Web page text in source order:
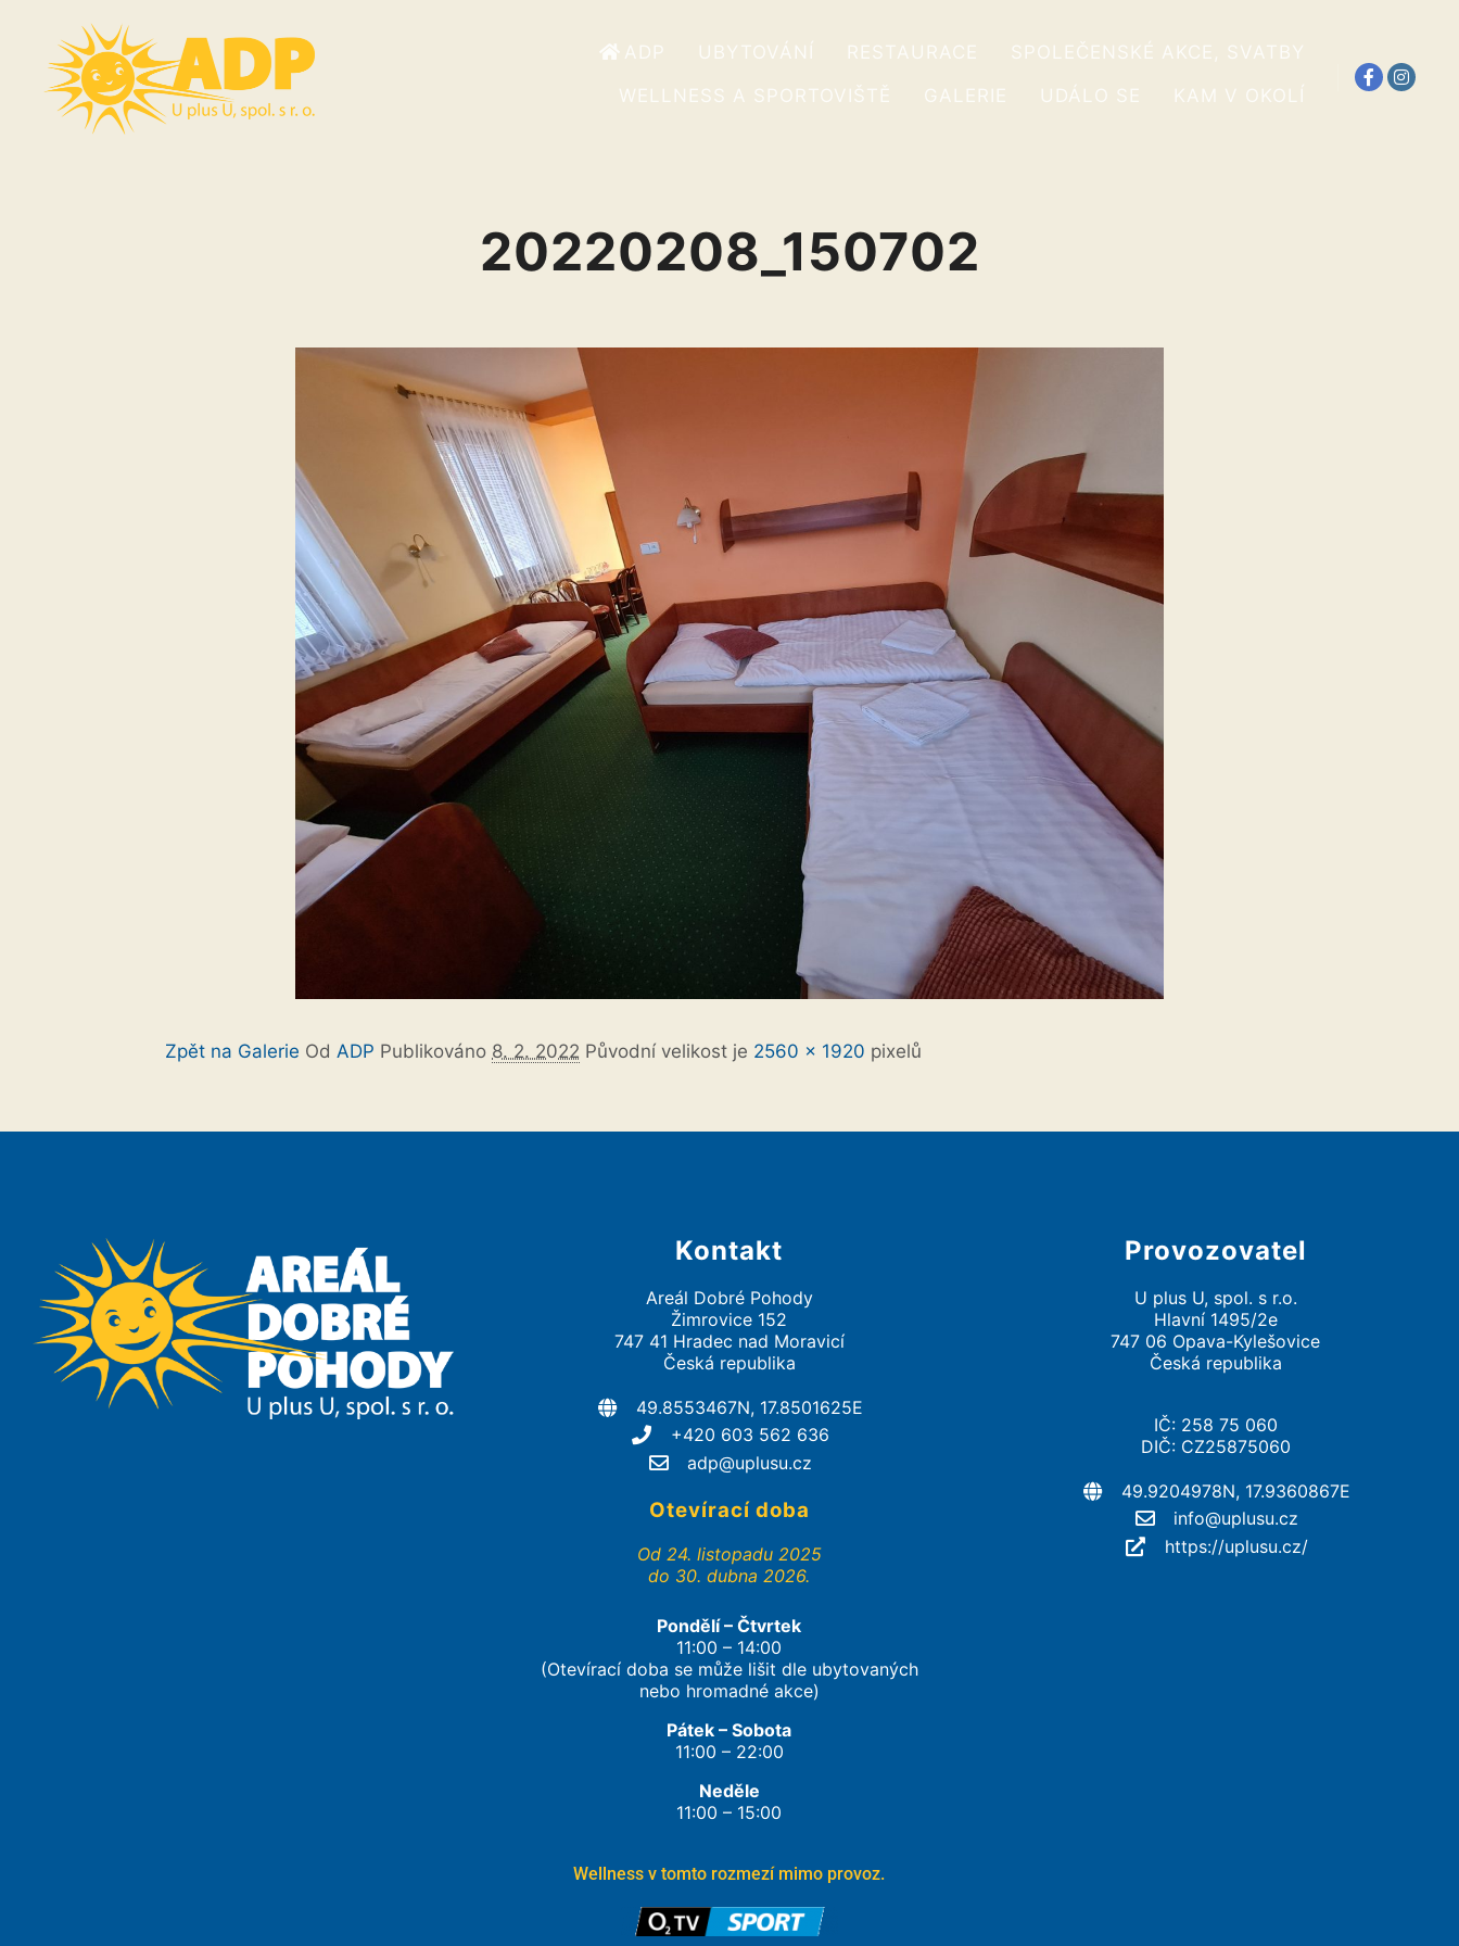
ADP UBYTOVÁNÍ RESTAURACE
SPOLEČENSKÉ AKCE, SVATBY
WELLNESS A SPORTOVIŠTĚ
GALERIE UDÁLO SE KAM V OKOLÍ
20220208_150702
Zpět na Galerie Od ADP Publikováno 8. 2. 2022 Původní velikost je 2560 × 1920 pixelů
Kontakt
Areál Dobré Pohody
Žimrovice 152
747 41 Hradec nad Moravicí
Česká republika
49.8553467N, 17.8501625E
+420 603 562 636
adp@uplusu.cz
Otevírací doba
Od 24. listopadu 2025
do 30. dubna 2026.
Pondělí – Čtvrtek
11:00 – 14:00
(Otevírací doba se může lišit dle ubytovaných
nebo hromadné akce)
Pátek – Sobota
11:00 – 22:00
Neděle
11:00 – 15:00
Wellness v tomto rozmezí mimo provoz.
Provozovatel
U plus U, spol. s r.o.
Hlavní 1495/2e
747 06 Opava-Kylešovice
Česká republika
IČ: 258 75 060
DIČ: CZ25875060
49.9204978N, 17.9360867E
info@uplusu.cz
https://uplusu.cz/